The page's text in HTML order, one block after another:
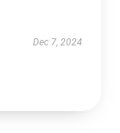
Dec 7, 2024